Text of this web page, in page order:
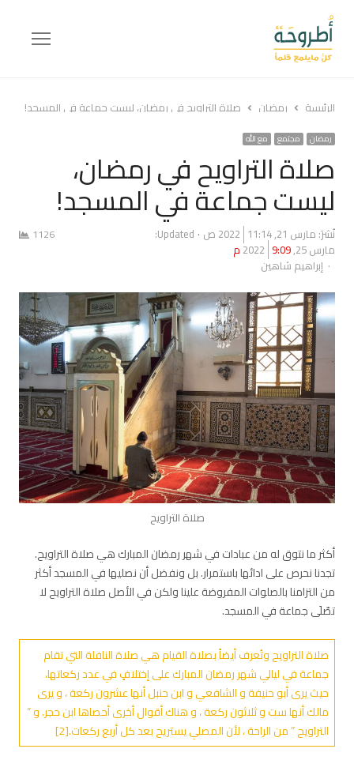
Menu
الرئيسة رمضان صلاة التراويح في رمضان، ليست جماعة في المسجد!
رمضان مجتمع مع الله
صلاة التراويح في رمضان،
ليست جماعة في المسجد!
نُشرَ: مارس 21, 2022 11:14 ص
Updated:
مارس 25, 2022
9:09 م
Author
إبراهيم شاهين
1126
صلاة التراويح
أكثر ما نتوق له من عبادات في شهر رمضان المبارك هي صلاة التراويح.
تجدنا نحرص على ادائها باستمرار. بل ونفضل أن نصليها في المسجد أكثر
من التزامنا بالصلوات المفروضة علينا ولكن في الأصل صلاة التراويح لا
تصّلَى جماعة في المسجد.
صلاة التراويح وتُعرف أيضاً بصلاة القيام هي صلاة النافلة التي تقام
جماعة في ليالي شهر رمضان المبارك على إختلافٍ في عدد ركعاتها،
حيث يرى أبو حنيفة و الشافعي و ابن حنبل أنها عشرون ركعة ، و يرى
مالك أنها ست و ثلاثون ركعة ، و هناك أقوال أخرى أحصاها ابن حجر. و ”
التراويح ” من الراحة ، لأن المصلي يستريح بعد كل أربع ركعات.[2]